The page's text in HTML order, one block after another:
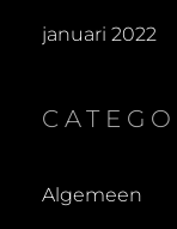
januari 2022
Algemeen